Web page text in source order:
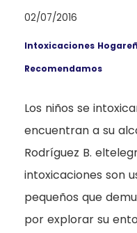
02/07/2016
Intoxicaciones
Recomendamos
Los niños se
encuentran a su
Rodríguez B.
intoxicaciones son
pequeños que
por explorar su